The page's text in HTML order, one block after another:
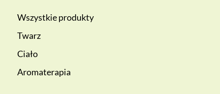
Wszystkie produkty
Twarz
Ciało
Aromaterapia